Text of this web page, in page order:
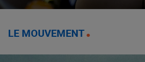
LE MOUVEMENT